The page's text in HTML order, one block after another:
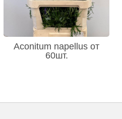
Aconitum napellus от
60шт.